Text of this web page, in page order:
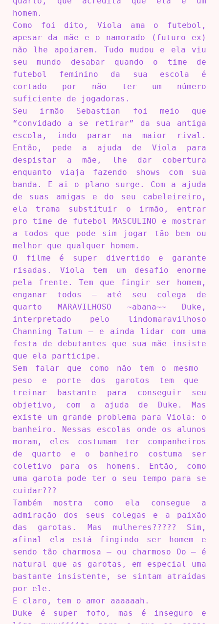
homem.
Como foi dito, Viola ama o futebol,
apesar da mãe e o namorado (futuro ex)
não lhe apoiarem. Tudo mudou e ela viu
seu mundo desabar quando o time de
futebol feminino da sua escola é
cortado por não ter um número
suficiente de jogadoras.
Seu irmão Sebastian foi meio que
“convidado a se retirar” da sua antiga
escola, indo parar na maior rival.
Então, pede a ajuda de Viola para
despistar a mãe, lhe dar cobertura
enquanto viaja fazendo shows com sua
banda. E ai o plano surge. Com a ajuda
de suas amigas e do seu cabeleireiro,
ela trama substituir o irmão, entrar
pro time de futebol MASCULINO e mostrar
a todos que pode sim jogar tão bem ou
melhor que qualquer homem.
O filme é super divertido e garante
risadas. Viola tem um desafio enorme
pela frente. Tem que fingir ser homem,
enganar todos – até seu colega de
quarto MARAVILHOSO ~abana~~ Duke,
interpretado pelo lindomaravilhoso
Channing Tatum – e ainda lidar com uma
festa de debutantes que sua mãe insiste
que ela participe.
Sem falar que como não tem o mesmo
peso e porte dos garotos tem que
treinar bastante para conseguir seu
objetivo, com a ajuda de Duke. Mas
existe um grande problema para Viola: o
banheiro. Nessas escolas onde os alunos
moram, eles costumam ter companheiros
de quarto e o banheiro costuma ser
coletivo para os homens. Então, como
uma garota pode ter o seu tempo para se
cuidar???
Também mostra como ela consegue a
admiração dos seus colegas e a paixão
das garotas. Mas mulheres????? Sim,
afinal ela está fingindo ser homem e
sendo tão charmosa – ou charmoso Oo – é
natural que as garotas, em especial uma
bastante insistente, se sintam atraídas
por ele.
E claro, tem o amor aaaaaah.
Duke é super fofo, mas é inseguro e